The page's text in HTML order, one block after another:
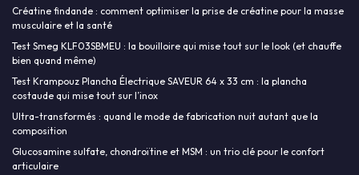
Créatine findande : comment optimiser la prise de créatine pour la masse
musculaire et la santé
Test Smeg KLF03SBMEU : la bouilloire qui mise tout sur le look (et chauffe
bien quand même)
Test Krampouz Plancha Électrique SAVEUR 64 x 33 cm : la plancha
costaude qui mise tout sur l’inox
Ultra-transformés : quand le mode de fabrication nuit autant que la
composition
Glucosamine sulfate, chondroïtine et MSM : un trio clé pour le confort
articulaire